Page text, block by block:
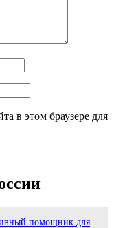
в этом браузере для
помощник для